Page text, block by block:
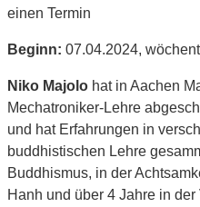
einen Termin
Beginn: 07.04.2024,
Niko Majolo hat in Aachen
Mechatroniker-Lehre
und hat Erfahrungen in
buddhistischen Lehre
Buddhismus, in der
Hanh und über 4 Jahre in